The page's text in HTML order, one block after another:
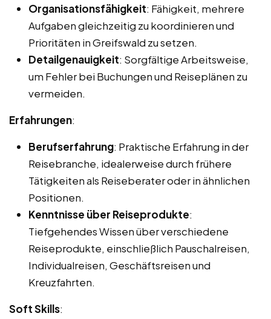
Organisationsfähigkeit: Fähigkeit, mehrere
Aufgaben gleichzeitig zu koordinieren und
Prioritäten in Greifswald zu setzen.
Detailgenauigkeit: Sorgfältige Arbeitsweise,
um Fehler bei Buchungen und Reiseplänen zu
vermeiden.
Erfahrungen:
Berufserfahrung: Praktische Erfahrung in der
Reisebranche, idealerweise durch frühere
Tätigkeiten als Reiseberater oder in ähnlichen
Positionen.
Kenntnisse über Reiseprodukte:
Tiefgehendes Wissen über verschiedene
Reiseprodukte, einschließlich Pauschalreisen,
Individualreisen, Geschäftsreisen und
Kreuzfahrten.
Soft Skills: